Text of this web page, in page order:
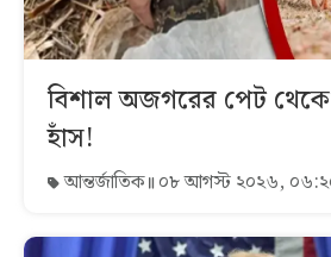
বিশাল অজগরের পেট
হাঁস!
আন্তর্জাতিক ০৮ আগস্ট ২০২৬,